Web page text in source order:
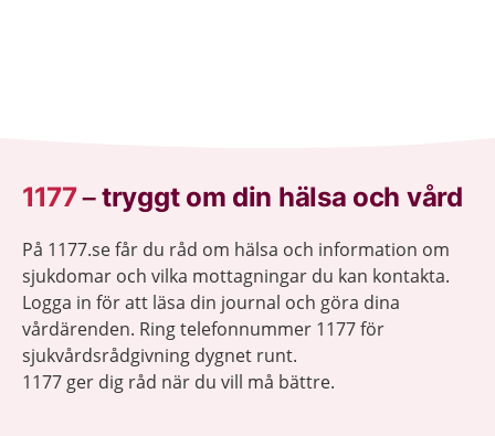
1177–tryggt om din hälsa och vård
På 1177.se får du råd om hälsa och information om
sjukdomar och vilka mottagningar du kan kontakta.
Logga in för att läsa din journal och göra dina
vårdärenden. Ring telefonnummer 1177 för
sjukvårdsrådgivning dygnet runt.
1177 ger dig råd när du vill må bättre.